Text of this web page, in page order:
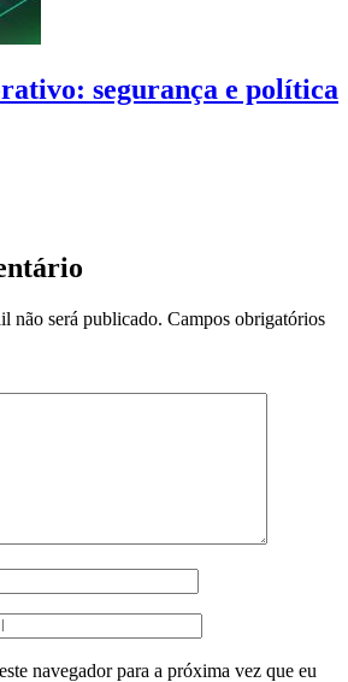
segurança e política
não será publicado. Campos obrigatórios
navegador para a próxima vez que eu